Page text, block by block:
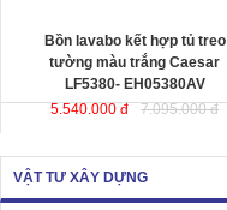
Bồn lavabo kết hợp tủ treo
tường màu trắng Caesar
LF5380- EH05380AV
5.540.000 đ
7.095.000 đ
VẬT TƯ XÂY DỰNG